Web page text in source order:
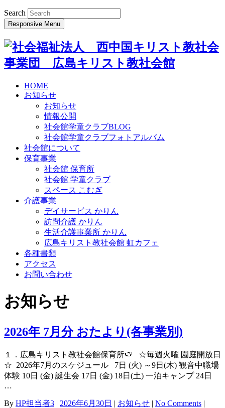
Search
Responsive Menu
HOME
お知らせ
お知らせ
情報公開
社会館学童クラブBLOG
社会館学童クラブフォトアルバム
社会館について
保育事業
社会館 保育所
社会館 学童クラブ
スペース こむぎ
介護事業
デイサービス かりん
訪問介護 かりん
生活介護事業所 かりん
広島キリスト教社会館 虹カフェ
各種書類
アクセス
お問い合わせ
お知らせ
2026年 7月分 おたより(各事業別)
１．広島キリスト教社会館保育所🍉 ☆毎週火曜 園庭開放日
☆ 2026年7月のスケジュール 7日 (火) ～9日(木) 観音中職場
体験 10日 (金) 誕生会 17日 (金) 18日(土) 一泊キャンプ 24日
…
By HP担当者3 | 2026年6月30日 | お知らせ | No Comments |